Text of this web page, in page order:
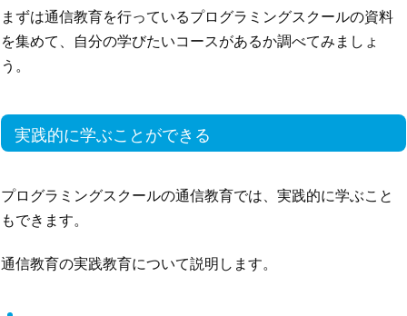
まずは通信教育を行っているプログラミングスクールの資料
を集めて、自分の学びたいコースがあるか調べてみましょ
う。
実践的に学ぶことができる
プログラミングスクールの通信教育では、実践的に学ぶこと
もできます。
通信教育の実践教育について説明します。